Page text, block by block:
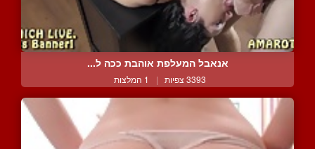
אנאבל המעלפת אוהבת ככה ל...
3393 צפיות | 1 המלצות